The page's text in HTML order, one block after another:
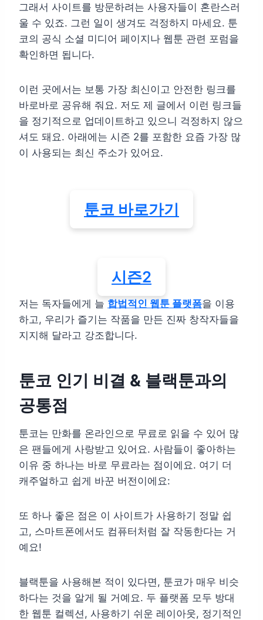
그래서 사이트를 방문하려는 사용자들이 혼란스러
울 수 있죠. 그런 일이 생겨도 걱정하지 마세요. 툰
코의 공식 소셜 미디어 페이지나 웹툰 관련 포럼을
확인하면 됩니다.
이런 곳에서는 보통 가장 최신이고 안전한 링크를
바로바로 공유해 줘요. 저도 제 글에서 이런 링크들
을 정기적으로 업데이트하고 있으니 걱정하지 않으
셔도 돼요. 아래에는 시즌 2를 포함한 요즘 가장 많
이 사용되는 최신 주소가 있어요.
툰코 바로가기
시즌2
저는 독자들에게 늘 합법적인 웹툰 플랫폼을 이용
하고, 우리가 즐기는 작품을 만든 진짜 창작자들을
지지해 달라고 강조합니다.
툰코 인기 비결 & 블랙툰과의
공통점
툰코는 만화를 온라인으로 무료로 읽을 수 있어 많
은 팬들에게 사랑받고 있어요. 사람들이 좋아하는
이유 중 하나는 바로 무료라는 점이에요. 여기 더
캐주얼하고 쉽게 바꾼 버전이에요:
또 하나 좋은 점은 이 사이트가 사용하기 정말 쉽
고, 스마트폰에서도 컴퓨터처럼 잘 작동한다는 거
예요!
블랙툰을 사용해본 적이 있다면, 툰코가 매우 비슷
하다는 것을 알게 될 거예요. 두 플랫폼 모두 방대
한 웹툰 컬렉션, 사용하기 쉬운 레이아웃, 정기적인